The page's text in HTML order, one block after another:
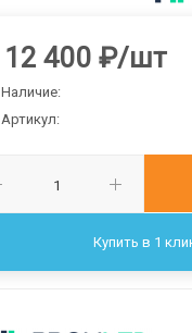
12 400 ₽/шт
Наличие:
Артикул:
Купить в 1